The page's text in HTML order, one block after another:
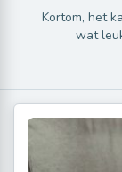
Kortom, het
wat